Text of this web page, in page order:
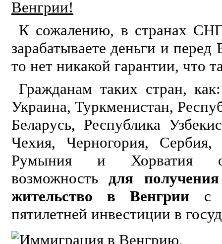
Венгрии!
К сожалению, в странах
зарабатываете деньги и
то нет никакой гарантии, что
Гражданам таких стран,
Украина, Туркменистан,
Беларусь, Республика
Чехия, Черногория,
Румыния и Хорватия
возможностьдля
жительство в Венгрии с
пятилетней инвестиции в